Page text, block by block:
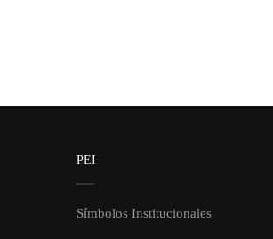
PEI
Símbolos Institucionales